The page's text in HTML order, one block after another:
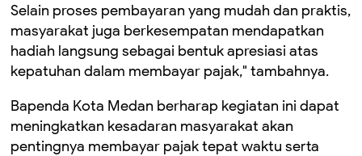
Selain proses pembayaran yang mudah dan praktis,
masyarakat juga berkesempatan mendapatkan
hadiah langsung sebagai bentuk apresiasi atas
kepatuhan dalam membayar pajak," tambahnya.
Bapenda Kota Medan berharap kegiatan ini dapat
meningkatkan kesadaran masyarakat akan
pentingnya membayar pajak tepat waktu serta